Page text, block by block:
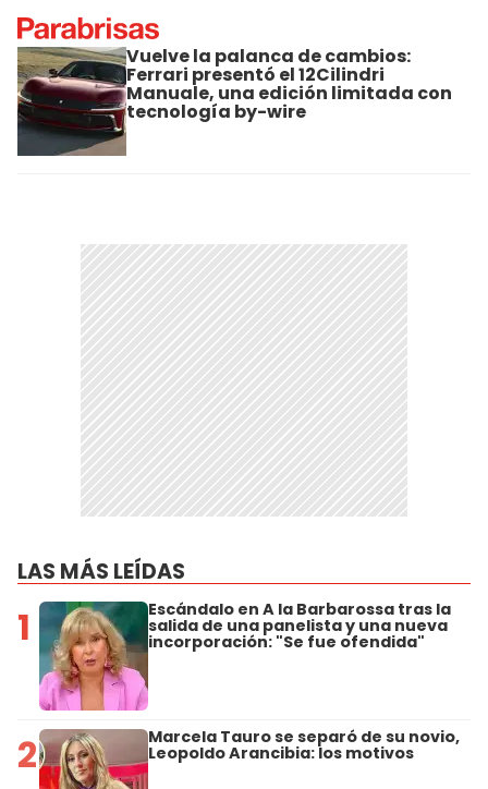
Vuelve la palanca de cambios:
Ferrari presentó el 12Cilindri
Manuale, una edición limitada con
tecnología by-wire
LAS MÁS LEÍDAS
1 Escándalo en A la Barbarossa tras la
salida de una panelista y una nueva
incorporación: "Se fue ofendida"
2 Marcela Tauro se separó de su novio,
Leopoldo Arancibia: los motivos